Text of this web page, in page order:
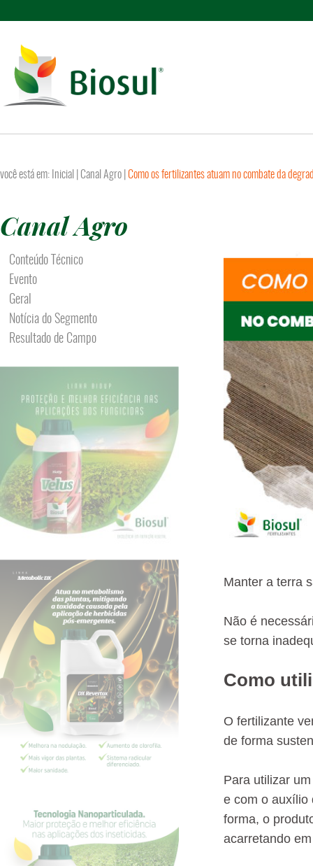
você está em: Inicial Canal Agro Como os fertilizantes atuam no combate da
Canal Agro
Conteúdo Técnico
Evento
Geral
Notícia do Segmento
Resultado de Campo
Manter a terra
Não é
se torna
Como
O fertilizante
de forma
Para utilizar
e com o auxílio
forma, o
acarretando